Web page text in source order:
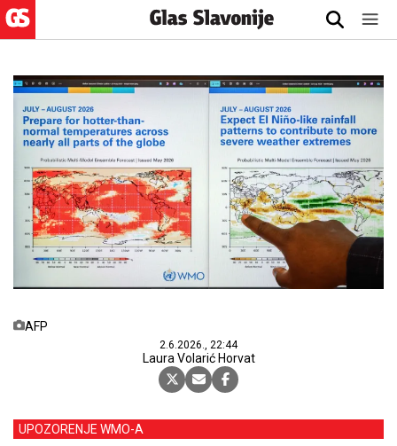
AFP
2.6.2026., 22:44
Laura Volarić Horvat
UPOZORENJE WMO-A